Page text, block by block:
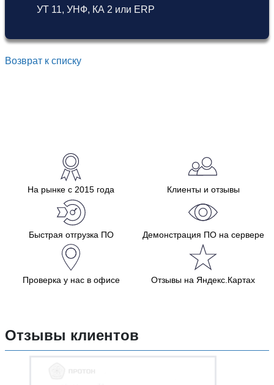
УТ 11, УНФ, КА 2 или ERP
Возврат к списку
На рынке с 2015 года Клиенты и отзывы
Быстрая отгрузка ПО Демонстрация ПО на сервере
Проверка у нас в офисе Отзывы на Яндекс.Картах
Отзывы клиентов